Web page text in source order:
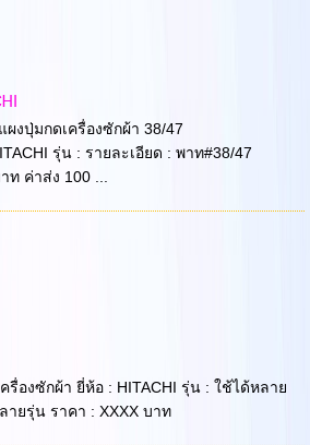
งปุ่มกดเครื่องซักผ้า 38/47
รุ่น : รายละเอียด : พาท#38/47
ท ค่าส่ง 100 ...
รื่องซักผ้า ยี่ห้อ : HITACHI รุ่น : ใช้ได้หลาย
ายรุ่น ราคา : XXXX บาท